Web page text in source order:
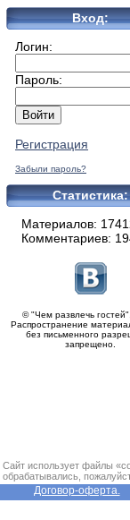
Вход:
Логин:
Пароль:
Регистрация
Забыли пароль?
Статистика:
Материалов:
Комментариев:
© "Чем развлечь
Распространение
без письменного
запрещено.
Сайт использует файлы
обрабатывались,
Договор-оферта.